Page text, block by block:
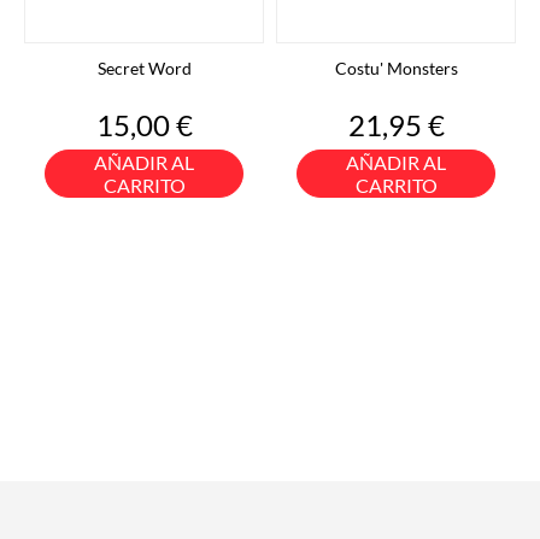
Secret Word
Precio
15,00 €
AÑADIR AL
CARRITO
Costu' Monsters
Precio
21,95 €
AÑADIR AL
CARRITO